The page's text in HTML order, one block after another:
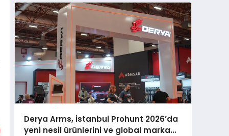
Derya Arms, İstanbul Prohunt 2026’da
yeni nesil ürünlerini ve global marka